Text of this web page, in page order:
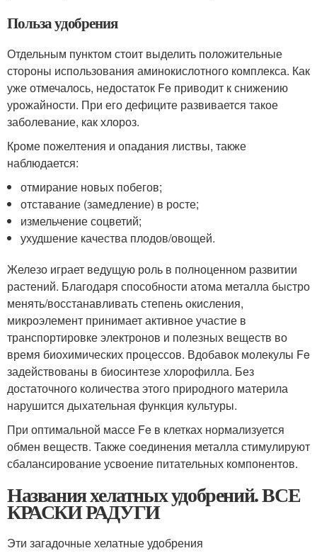
Польза удобрения
Отдельным пунктом стоит выделить положительные
стороны использования аминокислотного комплекса. Как
уже отмечалось, недостаток Fe приводит к снижению
урожайности. При его дефиците развивается такое
заболевание, как хлороз.
Кроме пожелтения и опадания листвы, также
наблюдается:
отмирание новых побегов;
отставание (замедление) в росте;
измельчение соцветий;
ухудшение качества плодов/овощей.
Железо играет ведущую роль в полноценном развитии
растений. Благодаря способности атома металла быстро
менять/восстанавливать степень окисления,
микроэлемент принимает активное участие в
транспортировке электронов и полезных веществ во
время биохимических процессов. Вдобавок молекулы Fe
задействованы в биосинтезе хлорофилла. Без
достаточного количества этого природного материла
нарушится дыхательная функция культуры.
При оптимальной массе Fe в клетках нормализуется
обмен веществ. Также соединения металла стимулируют
сбалансирование усвоение питательных компонентов.
Названия хелатных удобрений. ВСЕ
КРАСКИ РАДУГИ
Эти загадочные хелатные удобрения